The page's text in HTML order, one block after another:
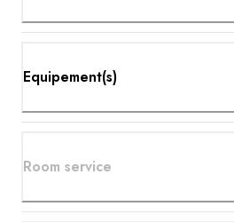
Equipement(s)
Room service